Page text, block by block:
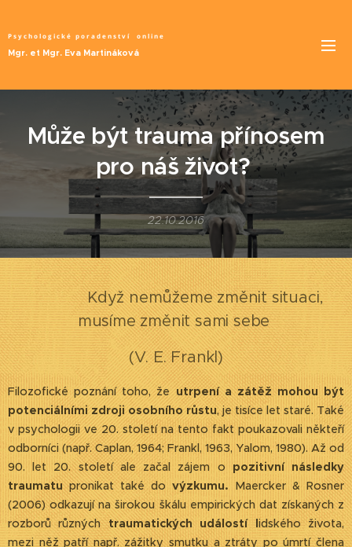
Psychologické poradenství online
Mgr. et Mgr. Eva Martináková
Může být trauma přínosem
pro náš život?
22.10.2016
Když nemůžeme změnit situaci,
musíme změnit sami sebe
(V. E. Frankl)
Filozofické poznání toho, žeutrpení a zátěž mohou být
potenciálními zdroji osobního růstu, je tisíce let staré. Také
v psychologii ve 20. století na tento fakt poukazovali někteří
odborníci (např. Caplan, 1964; Frankl, 1963, Yalom, 1980). Až od
90. let 20. století ale začal zájem o pozitivní následky
traumatupronikat také do výzkumu. Maercker & Rosner
(2006) odkazují na širokou škálu empirických dat získaných z
rozborů různýchtraumatických událostí lidského života,
mezi něž patří např. zážitky smutku a ztráty po úmrtí člena